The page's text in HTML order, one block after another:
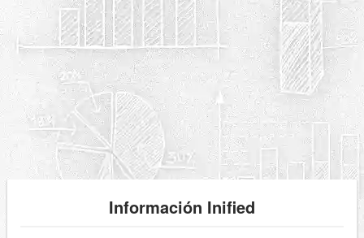
Información Inified